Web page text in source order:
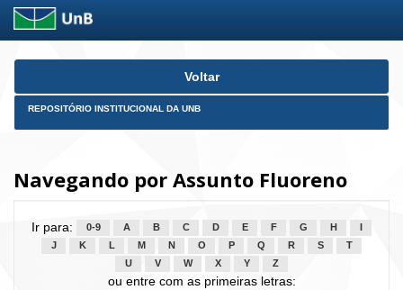
Skip
Voltar
REPOSITÓRIO INSTITUCIONAL DA UNB
Navegando por Assunto Fluoreno
Ir para: 0-9 A B C D E F G H
J
K L M N O P Q R S
T
U
V W X Y Z
ou entre com as primeiras letras: